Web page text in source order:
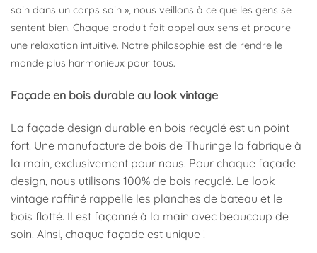
sain dans un corps sain », nous veillons à ce que les gens se
sentent bien. Chaque produit fait appel aux sens et procure
une relaxation intuitive. Notre philosophie est de rendre le
monde plus harmonieux pour tous.
Façade en bois durable au look vintage
La façade design durable en bois recyclé est un point
fort. Une manufacture de bois de Thuringe la fabrique à
la main, exclusivement pour nous. Pour chaque façade
design, nous utilisons 100% de bois recyclé. Le look
vintage raffiné rappelle les planches de bateau et le
bois flotté. Il est façonné à la main avec beaucoup de
soin. Ainsi, chaque façade est unique !